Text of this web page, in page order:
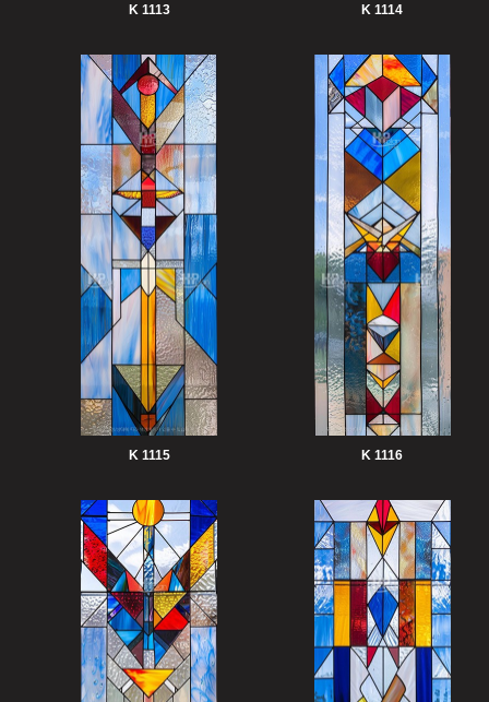
K 1113 K 1114
K 1115 K 1116